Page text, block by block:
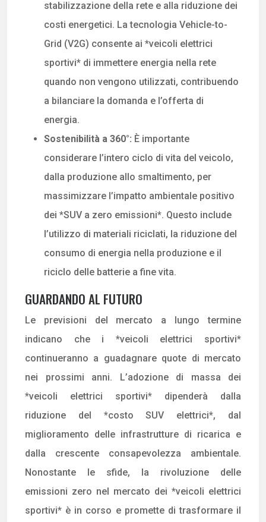
stabilizzazione della rete e alla riduzione dei
costi energetici. La tecnologia Vehicle-to-
Grid (V2G) consente ai *veicoli elettrici
sportivi* di immettere energia nella rete
quando non vengono utilizzati, contribuendo
a bilanciare la domanda e l’offerta di
energia.
Sostenibilità a 360°: È importante
considerare l’intero ciclo di vita del veicolo,
dalla produzione allo smaltimento, per
massimizzare l’impatto ambientale positivo
dei *SUV a zero emissioni*. Questo include
l’utilizzo di materiali riciclati, la riduzione del
consumo di energia nella produzione e il
riciclo delle batterie a fine vita.
GUARDANDO AL FUTURO
Le previsioni del mercato a lungo termine
indicano che i *veicoli elettrici sportivi*
continueranno a guadagnare quote di mercato
nei prossimi anni. L’adozione di massa dei
*veicoli elettrici sportivi* dipenderà dalla
riduzione del *costo SUV elettrici*, dal
miglioramento delle infrastrutture di ricarica e
dalla crescente consapevolezza ambientale.
Nonostante le sfide, la rivoluzione delle
emissioni zero nel mercato dei *veicoli elettrici
sportivi* è in corso e promette di trasformare il